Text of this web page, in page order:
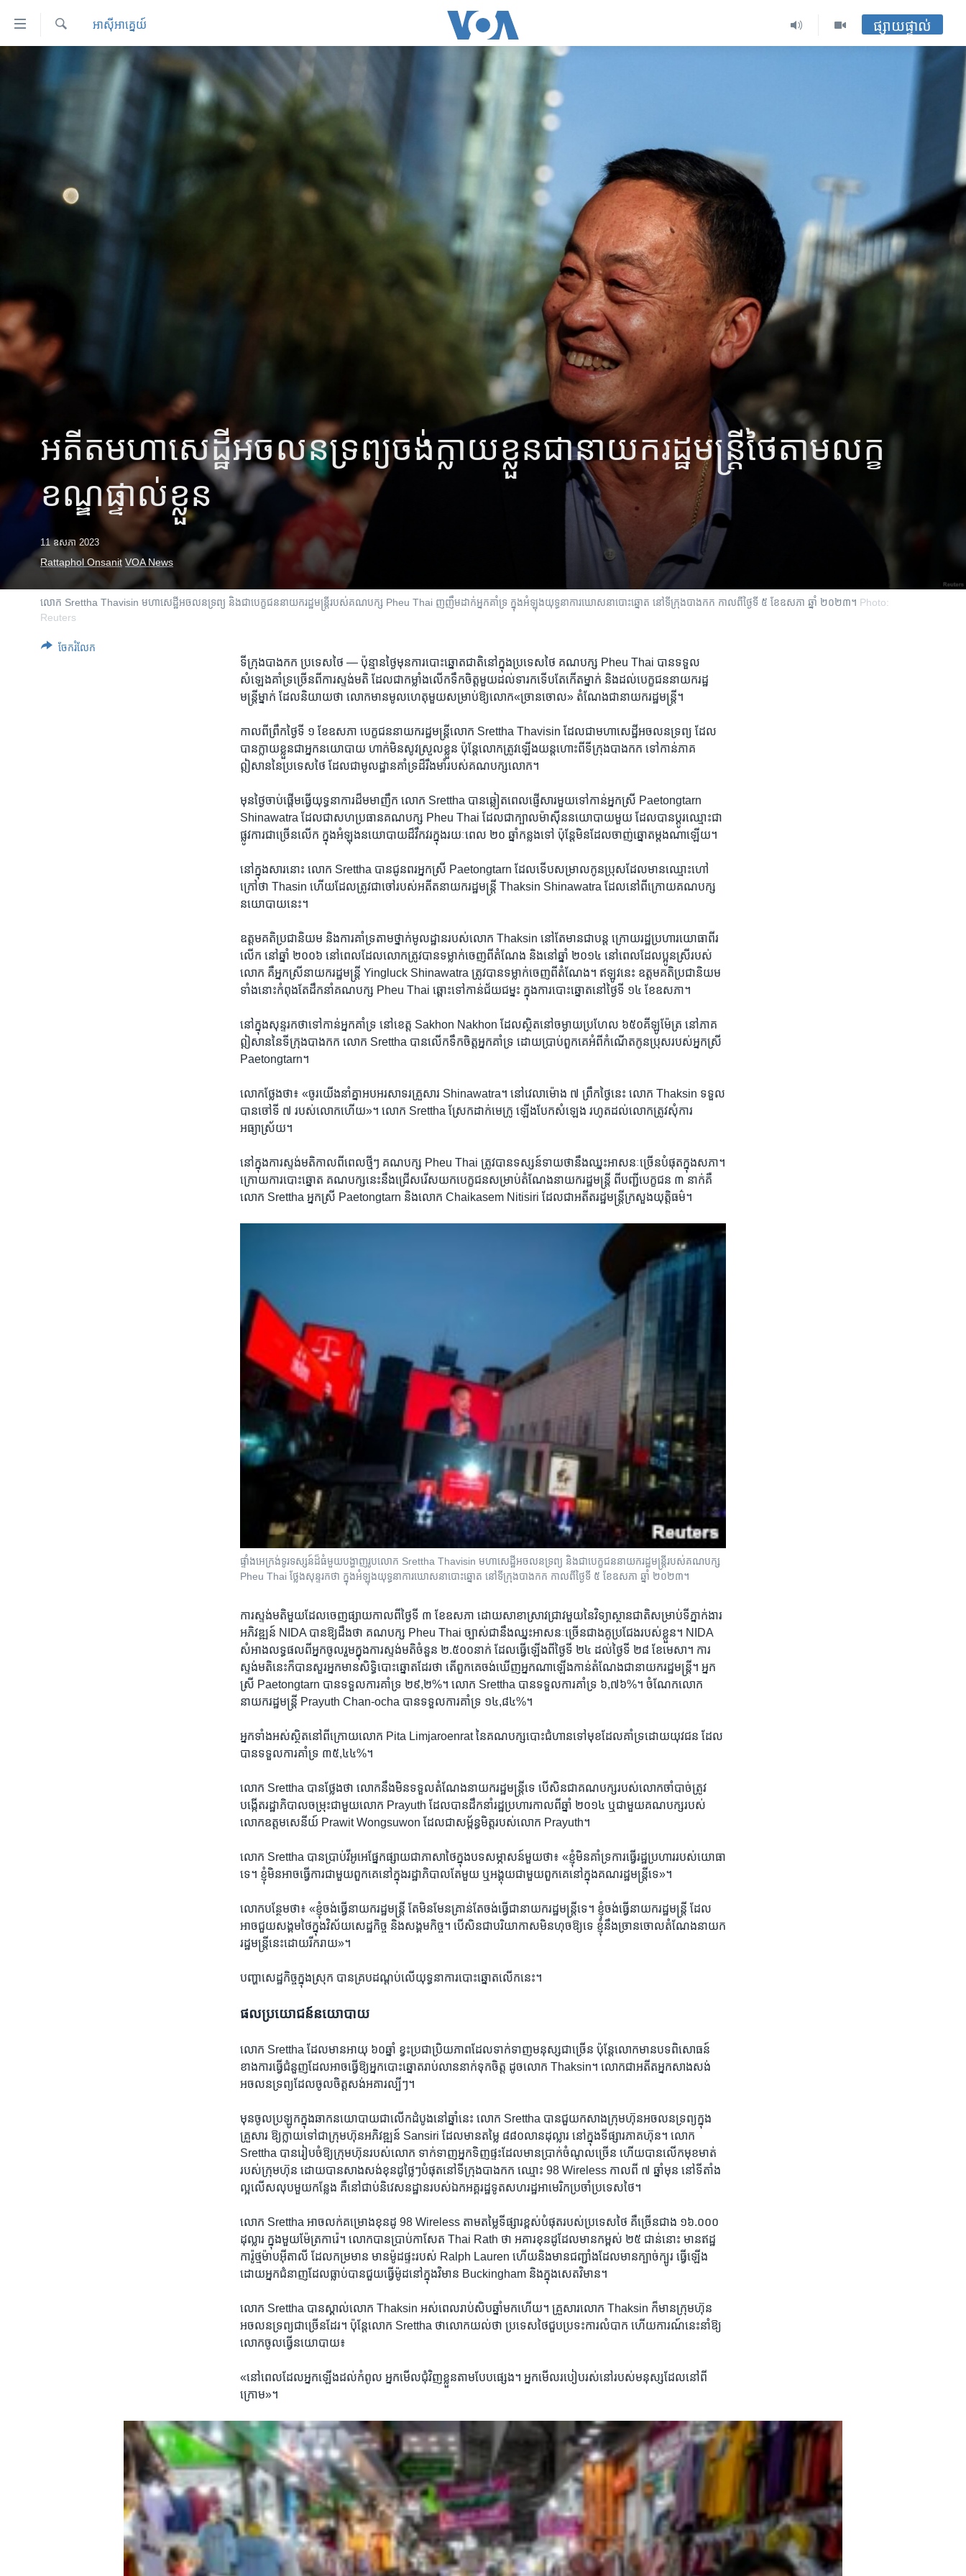
ទៅ​
គេហទំព័រ​
ទំព័រ​
រចនា
សម្ព័ន្ធ​
និង​
កាន់​
ទំព័រ​
កម្ពុជាច្នៃប្រតិដ្ឋ
កម្មវិធីទាំងអស់
អាស៊ី​អាគ្នេយ៍ ផ្សាយផ្ទាល់
អតីត​មហាសេដ្ឋី​អចលនទ្រព្យ​ចង់​ក្លាយ​ខ្លួន​ជា​នាយក​រដ្ឋមន្ត្រី​ថៃ​តាម​លក្ខ
ខណ្ឌ​ផ្ទាល់​ខ្លួន
11 ឧសភា 2023
Rattaphol Onsanit VOA News
លោក Srettha Thavisin មហាសេដ្ឋីអចលនទ្រព្យ និងជាបេក្ខជននាយករដ្ឋមន្ត្រីរបស់គណបក្ស Pheu Thai ញញឹមដាក់អ្នកគាំទ្រ ក្នុងអំឡុងយុទ្ធនាការឃោសនាបោះឆ្នោត នៅទីក្រុងបាងកក កាលពីថ្ងៃទី ៥ ខែឧសភា ឆ្នាំ ២០២៣។ Photo:
Reuters
ចែករំលែក
ទីក្រុងបាងកក ប្រទេសថៃ — ប៉ុន្មាន​ថ្ងៃ​មុន​ការ​បោះឆ្នោត​ជាតិ​នៅ​ក្នុង​ប្រទេស​ថៃ គណបក្ស Pheu Thai បាន​ទទួល​
សំឡេង​គាំទ្រ​ច្រើន​ពី​ការ​ស្ទង់មតិ ដែល​ជា​កម្លាំងលើក​ទឹក​ចិត្តមួយ​ដល់​ទារក​ទើប​តែ​កើត​ម្នាក់​ និងដល់​បេក្ខជន​នាយក​រដ្ឋ
មន្ត្រី​ម្នាក់​ ដែល​និយាយ​ថា​ លោក​មាន​មូលហេតុ​មួយ​សម្រាប់​ឱ្យ​លោក​«ច្រានចោល»​ តំណែង​ជា​នាយក​រដ្ឋមន្ត្រី។
កាលពី​ព្រឹក​ថ្ងៃទី ១ ​ខែឧសភា ​បេក្ខជន​នាយក​រដ្ឋមន្ត្រី​លោក​ Srettha Thavisin ​ដែល​ជា​មហា​សេដ្ឋី​អចលនទ្រព្យ ​ដែល​
បាន​ក្លាយខ្លួន​ជា​អ្នក​នយោបាយ ​ហាក់​មិន​សូវស្រួល​ខ្លួន ​ប៉ុន្តែ​លោក​ត្រូវ​ឡើង​យន្តហោះ​ពី​ទីក្រុង​បាងកក ​ទៅកាន់​ភាគ
ឦសាន​នៃ​ប្រទេស​ថៃ ​ដែល​ជា​មូលដ្ឋាន​គាំទ្រ​ដ៏​រឹងមាំ​របស់​គណបក្ស​លោក។
មុន​ថ្ងៃ​ចាប់ផ្តើម​ធ្វើ​យុទ្ធនាការ​ដ៏​មមាញឹក ​លោក Srettha ​បាន​ឆ្លៀត​ពេល​ផ្ញើ​សារ​មួយ​ទៅកាន់​អ្នកស្រី Paetongtarn
Shinawatra ​ដែល​ជា​សហ​ប្រធាន​គណបក្ស ​Pheu Thai ​ដែល​ជា​ក្បាល​ម៉ាស៊ីន​នយោបាយ​មួយ ​ដែល​បាន​ប្តូរ​ឈ្មោះ​ជា​
ផ្លូវការ​ជាច្រើន​លើក ​ក្នុង​អំឡុងនយោបាយ​ដ៏​វឹកវរ​ក្នុង​រយៈពេល​ ២០ ​ឆ្នាំ​កន្លង​ទៅ​ ប៉ុន្តែ​មិន​ដែល​ចាញ់​ឆ្នោត​ម្តង​ណា​ឡើយ។
នៅក្នុង​សារ​នោះ ​លោក Srettha ​បាន​ជូនពរ​អ្នកស្រី ​Paetongtarn ​ដែល​ទើប​សម្រាល​កូន​ប្រុស​ដែល​មាន​ឈ្មោះ​ហៅ
ក្រៅ​ថា​ Thasin ​ហើយ​ដែល​ត្រូវ​ជា​ចៅ​របស់​អតីត​នាយក​រដ្ឋមន្ត្រី Thaksin​ Shinawatra ​ដែល​នៅ​ពីក្រោយ​គណបក្ស​
នយោបាយ​នេះ។
ឧត្តមគតិ​ប្រជានិយម ​និង​ការ​គាំទ្រ​តាម​ថ្នាក់​មូលដ្ឋាន​របស់​លោក Thaksin នៅតែ​មាន​ជា​បន្ត​ ក្រោយ​រដ្ឋប្រហារ​យោធា​ពីរ​
លើក ​នៅ​ឆ្នាំ ២០០៦ ​នៅពេល​ដែល​លោក​ត្រូវ​បាន​ទម្លាក់​ចេញ​ពី​តំណែង ​និង​នៅ​ឆ្នាំ ២០១៤ ​នៅពេល​ដែល​ប្អូនស្រី​របស់​
លោក ​គឺ​អ្នកស្រី​នាយក​រដ្ឋមន្ត្រី ​Yingluck Shinawatra ​ត្រូវ​បាន​ទម្លាក់​ចេញ​ពី​តំណែង។ ឥឡូវនេះ ឧត្តមគតិ​ប្រជា​និយម​
ទាំងនោះ​កំពុងតែ​ដឹកនាំ​គណបក្ស​ Pheu Thai ​ឆ្ពោះ​ទៅ​កាន់​ជ័យជម្នះ​ ក្នុង​ការបោះឆ្នោត​នៅ​ថ្ងៃទី ​១៤ ខែឧសភា។
នៅក្នុងសុន្ទរកថា​ទៅកាន់​អ្នកគាំទ្រ​ នៅ​ខេត្ត Sakhon Nakhon ​ដែល​ស្ថិត​នៅ​ចម្ងាយ​ប្រហែល ​៦៥០​គីឡូម៉ែត្រ ​នៅ​ភាគ
ឦសាន​នៃ​ទីក្រុងបាងកក ​លោក Srettha ​បាន​លើក​ទឹកចិត្ត​អ្នកគាំទ្រ​ ដោយ​ប្រាប់​ពួកគេ​អំពី​កំណើត​កូនប្រុស​របស់​អ្នកស្រី
Paetongtarn។
លោកថ្លែងថា៖ «ចូរ​យើង​នាំគ្នា​អបអរ​សាទរ​គ្រួសារ Shinawatra។ នៅ​វេលា​ម៉ោង ៧ ​ព្រឹក​ថ្ងៃ​នេះ​ លោក Thaksin ទទួល​
បាន​ចៅ​ទី ៧ ​របស់​លោក​ហើយ»។ លោក Srettha ​ស្រែក​ដាក់​មេក្រូ ​ឡើង​បែក​សំឡេង ​រហូត​ដល់​លោក​ត្រូវ​សុំ​ការ
អធ្យាស្រ័យ។
នៅក្នុង​ការ​ស្ទង់មតិ​កាលពី​ពេល​ថ្មីៗ ​គណបក្ស​ Pheu Thai ​ត្រូវ​បាន​ទស្សន៍ទាយ​ថា​នឹង​ឈ្នះ​អាសនៈ​ច្រើន​បំផុត​ក្នុង​សភា។
ក្រោយ​ការ​បោះឆ្នោត ​គណបក្ស​នេះ​នឹង​ជ្រើសរើស​យក​បេក្ខជន​សម្រាប់​តំណែង​នាយក​រដ្ឋមន្ត្រី ​ពី​បញ្ជី​បេក្ខជន​ ៣ ​នាក់​គឺ​
លោក​ Srettha ​អ្នកស្រី​ Paetongtarn ​និង​លោក Chaikasem Nitisiri ដែល​ជា​អតីត​រដ្ឋមន្ត្រី​ក្រសួង​យុត្តិធម៌។
ផ្ទាំងអេក្រង់ទូរទស្សន៍ដ៏ធំមួយបង្ហាញរូបលោក Srettha Thavisin មហាសេដ្ឋីអចលនទ្រព្យ និងជាបេក្ខជននាយករដ្ឋមន្ត្រីរបស់គណបក្ស
Pheu Thai ថ្លែងសុន្ទរកថា ក្នុងអំឡុងយុទ្ធនាការឃោសនាបោះឆ្នោត នៅទីក្រុងបាងកក កាលពីថ្ងៃទី ៥ ខែឧសភា ឆ្នាំ ២០២៣។
ការស្ទង់​មតិ​មួយ​ដែល​ចេញ​ផ្សាយ​កាលពី​ថ្ងៃទី ៣ ​ខែឧសភា ​ដោយ​សាខា​ស្រាវជ្រាវ​មួយ​នៃ​វិទ្យាស្ថាន​ជាតិសម្រាប់​ទីភ្នាក់ងារ​
អភិវឌ្ឍន៍ ​NIDA ​បាន​ឱ្យដឹង​ថា ​គណបក្ស ​Pheu Thai​ ច្បាស់ជា​នឹង​ឈ្នះ​អាសនៈ​ច្រើន​ជាង​គូ​ប្រជែង​របស់ខ្លួន។ NIDA ​
សំអាង​លទ្ធផល​ពី​អ្នក​ចូលរួម​ក្នុ្ងង​ការ​ស្ទង់មតិ​ចំនួន ២.៥០០​នាក់ ​ដែល​ធ្វើ​ឡើង​ពី​ថ្ងៃទី​ ២៤ ​ដល់​ថ្ងៃទី​ ២៨ ​ខែមេសា។ ការ​
ស្ទង់មតិ​នេះ​ក៏​បាន​សួរ​អ្នក​មាន​សិទ្ធិ​បោះឆ្នោត​ដែរ​ថា​ តើ​ពួកគេ​ចង់ឃើញ​អ្នក​ណា​ឡើង​កាន់​តំណែង​ជា​នាយក​រដ្ឋមន្ត្រី។ អ្នក
ស្រី Paetongtarn​ បាន​ទទួល​ការគាំទ្រ​ ២៩,២%។ លោក Srettha ​បាន​ទទួល​ការគាំទ្រ ៦,៧៦%។ ចំណែក​លោក​
នាយក​រដ្ឋមន្ត្រី ​Prayuth Chan-ocha ​បាន​ទទួល​ការគាំទ្រ​ ១៤,៨៤%។
អ្នក​ទាំងអស់​ស្ថិត​នៅ​ពី​ក្រោយ​លោក Pita Limjaroenrat ​នៃ​គណបក្ស​បោះ​ជំហាន​ទៅមុខ​ដែល​គាំទ្រ​ដោយ​យុវជន ​ដែល​
បាន​ទទួល​ការ​គាំទ្រ​ ៣៥,៤៤%។
លោក Srettha ​បាន​ថ្លែង​ថា​ លោក​នឹង​មិន​ទទួល​តំណែង​នាយក​រដ្ឋមន្ត្រី​ទេ ​បើសិនជា​គណបក្ស​របស់​លោក​ចាំបាច់​ត្រូវ​
បង្កើត​រដ្ឋាភិបាល​ចម្រុះ​ជាមួយ​លោក Prayuth ​ដែល​បាន​ដឹកនាំ​រដ្ឋប្រហារ​កាលពី​ឆ្នាំ ២០១៤ ​ឬ​ជាមួយ​គណបក្ស​របស់​
លោក​ឧត្តមសេនីយ៍ ​Prawit Wongsuwon ​ដែល​ជា​សម្ព័ន្ធមិត្ត​របស់​លោក Prayuth។
លោក​ Srettha ​បាន​ប្រាប់​វីអូអេ​ផ្នែក​ផ្សាយ​ជា​ភាសា​ថៃ​ក្នុង​បទសម្ភាសន៍​មួយ​ថា៖​ «ខ្ញុំ​មិន​គាំទ្រ​ការ​ធ្វើ​រដ្ឋប្រហារ​របស់​យោធា​
ទេ។ ខ្ញុំ​មិន​អាច​ធ្វើការ​ជាមួយ​ពួកគេ​នៅក្នុង​រដ្ឋាភិបាល​តែ​មួយ ​ឬ​អង្គុយ​ជាមួយ​ពួកគេ​នៅក្នុង​គណរដ្ឋមន្ត្រី​ទេ»។
លោក​បន្ថែម​ថា៖ «ខ្ញុំ​ចង់​ធ្វើ​នាយក​រដ្ឋមន្ត្រី ​តែ​មិនមែន​គ្រាន់តែ​ចង់​ធ្វើជា​នាយក​រដ្ឋមន្ត្រី​ទេ។ ខ្ញុំ​ចង់​ធ្វើ​នាយក​រដ្ឋមន្ត្រី ​ដែល​
អាច​ជួយ​សង្គម​ថៃ​ក្នុង​វិស័យ​សេដ្ឋកិច្ច ​និង​សង្គមកិច្ច។ បើសិន​ជា​បរិយាកាស​មិន​ហុច​ឱ្យ​ទេ ​ខ្ញុំ​នឹង​ច្រាន​ចោល​តំណែង​នាយក​
រដ្ឋមន្ត្រី​នេះ​ដោយ​រីករាយ‍»។
បញ្ហា​សេដ្ឋកិច្ច​ក្នុង​ស្រុក ​បាន​គ្របដណ្តប់​លើ​យុទ្ធនាការ​បោះឆ្នោត​លើក​នេះ។
ផលប្រយោជន៍​នយោបាយ
លោក Srettha ​ដែល​មាន​អាយុ ៦០ឆ្នាំ ​ខ្វះ​ប្រជាប្រិយភាព​ដែល​ទាក់ទាញ​មនុស្ស​ជាច្រើន ​ប៉ុន្តែ​លោក​មាន​បទពិសោធន៍​
ខាង​ការ​ធ្វើជំនួញ​ដែល​អាច​ធ្វើឱ្យ​អ្នក​បោះឆ្នោត​រាប់​លាន​នាក់​ទុកចិត្ត​ ដូច​លោក​ Thaksin។ លោក​ជា​អតីត​អ្នក​សាងសង់​
អចលនទ្រព្យ​ដែល​ចូលចិត្ត​សង់​អគារ​ល្បីៗ។
មុន​ចូល​ប្រឡូក​ក្នុង​ឆាកនយោបាយ​ជាលើក​ដំបូង​នៅ​ឆ្នាំ​នេះ​ លោក Srettha ​បាន​ជួយ​កសាង​ក្រុមហ៊ុន​អចលនទ្រព្យ​ក្នុង​
គ្រួសារ​ ឱ្យ​ក្លាយ​ទៅជា​ក្រុមហ៊ុន​អភិវឌ្ឍន៍​ Sansiri ​ដែល​មាន​តម្លៃ​ ៨៨០​លាន​ដុល្លារ ​នៅក្នុង​ទីផ្សារ​ភាគហ៊ុន។ លោក
Srettha ​បាន​រៀបចំ​ឱ្យ​ក្រុមហ៊ុន​របស់​លោក ​ទាក់ទាញ​អ្នក​ទិញផ្ទះ​ដែល​មាន​ប្រាក់​ចំណូល​ច្រើន ​ហើយ​បាន​លើក​មុខមាត់​
របស់​ក្រុមហ៊ុន ​ដោយ​បាន​សាងសង់​ខុនដូ​ថ្លៃៗ​បំផុត​នៅ​ទីក្រុង​បាងកក ​ឈ្មោះ 98 Wireless ​កាលពី​ ៧ ឆ្នាំ​មុន ​នៅ​ទីតាំង​
ល្អ​លើសលុប​មួយ​កន្លែង ​គឺ​នៅ​ជាប់​និវេសនដ្ឋាន​របស់​ឯកអគ្គរដ្ឋទូត​សហរដ្ឋ​អាមេរិក​ប្រចាំ​ប្រទេស​ថៃ។
លោក Srettha ​អាច​លក់​គម្រោង​ខុនដូ ​98 Wireless ​តាម​តម្លៃ​ទីផ្សារ​ខ្ពស់​បំផុត​របស់​ប្រទេស​ថៃ​ គឺ​ច្រើន​ជាង​ ១៦.០០០ ​
ដុល្លារ ​ក្នុង​មួយម៉ែត្រ​ការ៉េ។ លោក​បាន​ប្រាប់​កាសែត Thai Rath ​ថា ​អគារ​ខុនដូ​ដែល​មាន​កម្ពស់​ ២៥​ ជាន់​នោះ ​មាន​ឥដ្ឋ
ការ៉ូ​ថ្មម៉ាប​អ៊ីតាលី ​ដែល​កម្រ​មាន​ មាន​ម៉ូដ​ផ្ទះ​របស់​ Ralph Lauren ​ហើយ​និង​មាន​ជញ្ជាំង​ដែល​មាន​ក្បាច់ក្បូរ ​ធ្វើឡើង​
ដោយ​អ្នក​ជំនាញ​ដែល​ធ្លាប់​បាន​ជួយ​ធ្វើ​ម៉ូដ​នៅក្នុង​វិមាន​ Buckingham ​និង​ក្នុង​សេតវិមាន។
លោក Srettha ​បាន​ស្គាល់​លោក Thaksin ​អស់ពេល​រាប់សិបឆ្នាំ​មកហើយ។ គ្រួសារ​លោក Thaksin​ ក៏​មាន​ក្រុមហ៊ុន​
អចលនទ្រព្យ​ជា​ច្រើន​ដែរ។ ប៉ុន្តែ​លោក Srettha ​ថា​លោក​យល់​ថា​ ប្រទេស​ថៃ​ជួប​ប្រទះ​ការលំបាក​ ហើយ​ការណ៍​នេះ​នាំឱ្យ​
លោក​ចូលធ្វើ​នយោបាយ៖
«នៅពេល​ដែល​អ្នក​ឡើង​ដល់​កំពូល ​អ្នក​មើល​ជុំវិញ​ខ្លួន​តាម​បែប​ផ្សេង។ អ្នក​មើល​របៀប​រស់នៅ​របស់​មនុស្ស​ដែលនៅ​ពី
ក្រោម»។